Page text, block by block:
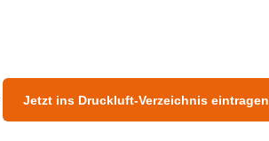
Jetzt ins Druckluft-Verzeichnis eintragen